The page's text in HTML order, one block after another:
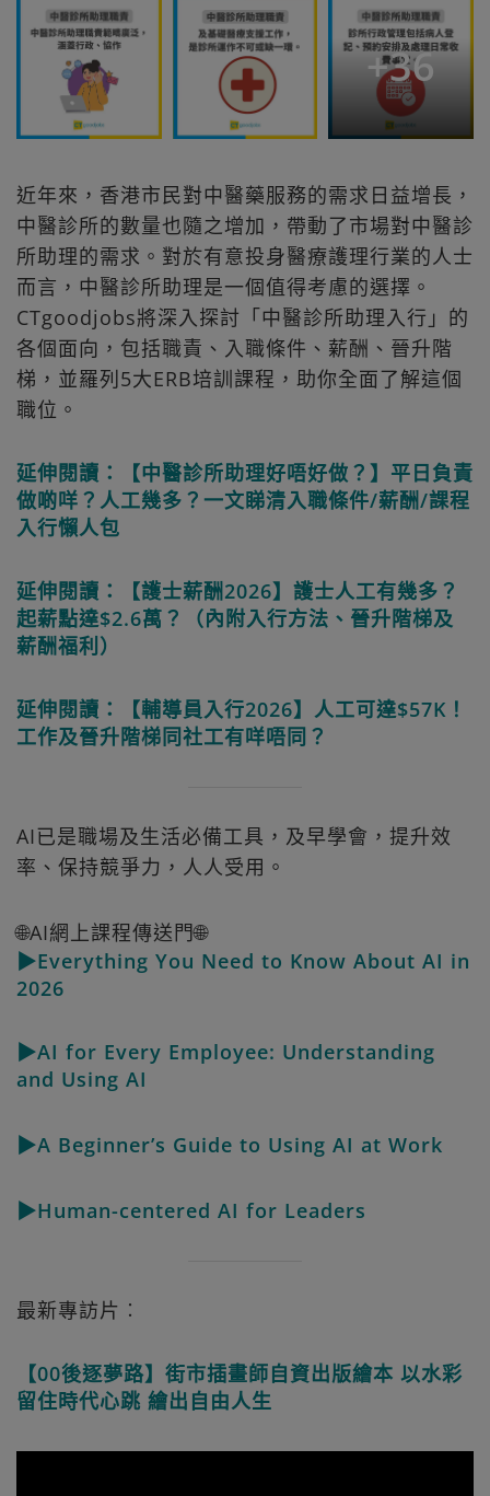
+36
近年來，香港市民對中醫藥服務的需求日益增長，
中醫診所的數量也隨之增加，帶動了市場對中醫診
所助理的需求。對於有意投身醫療護理行業的人士
而言，中醫診所助理是一個值得考慮的選擇。
CTgoodjobs將深入探討「中醫診所助理入行」的
各個面向，包括職責、入職條件、薪酬、晉升階
梯，並羅列5大ERB培訓課程，助你全面了解這個
職位。
延伸閱讀：【中醫診所助理好唔好做？】平日負責
做啲咩？人工幾多？一文睇清入職條件/薪酬/課程
入行懶人包
延伸閱讀：【護士薪酬2026】護士人工有幾多？
起薪點達$2.6萬？（內附入行方法、晉升階梯及
薪酬福利）
延伸閱讀：【輔導員入行2026】人工可達$57K！
工作及晉升階梯同社工有咩唔同？
AI已是職場及生活必備工具，及早學會，提升效
率、保持競爭力，人人受用。
🌐AI網上課程傳送門🌐
▶Everything You Need to Know About AI in
2026
▶AI for Every Employee: Understanding
and Using AI
▶A Beginner’s Guide to Using AI at Work
▶Human-centered AI for Leaders
最新專訪片︰
【00後逐夢路】街市插畫師自資出版繪本 以水彩
留住時代心跳 繪出自由人生